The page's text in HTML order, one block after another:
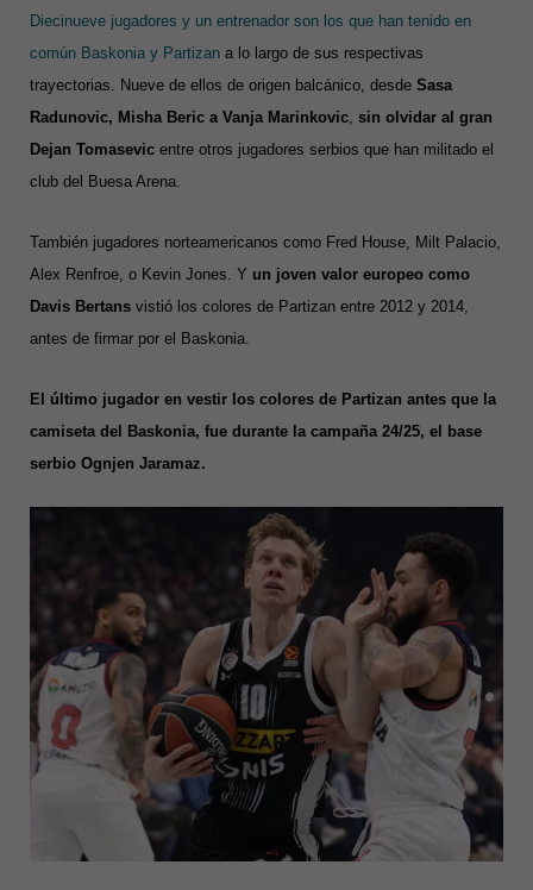
Diecinueve jugadores y un entrenador son los que han tenido en
común Baskonia y Partizan a lo largo de sus respectivas
trayectorias. Nueve de ellos de origen balcánico, desde Sasa
Radunovic, Misha Beric a Vanja Marinkovic sin olvidar al gran
Dejan Tomasevic entre otros jugadores serbios que han militado el
club del Buesa Arena.
También jugadores norteamericanos como Fred House, Milt Palacio,
Alex Renfroe, o Kevin Jones. Y un joven valor europeo como
Davis Bertans vistió los colores de Partizan entre 2012 y 2014,
antes de firmar por el Baskonia.
El último jugador en vestir los colores de Partizan antes que la
camiseta del Baskonia, fue durante la campaña 24/25, el base
serbio Ognjen Jaramaz.